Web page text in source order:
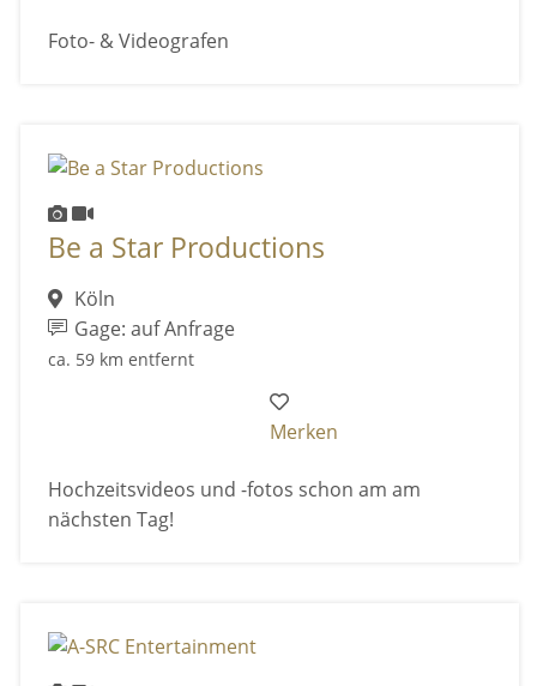
Foto- & Videografen
Be a Star Productions
Köln
Gage: auf Anfrage
ca. 59 km entfernt
Merken
Hochzeitsvideos und -fotos schon am am
nächsten Tag!